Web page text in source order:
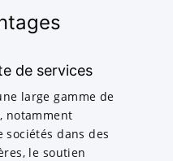
de services
large gamme de
notamment
dans des
le soutien